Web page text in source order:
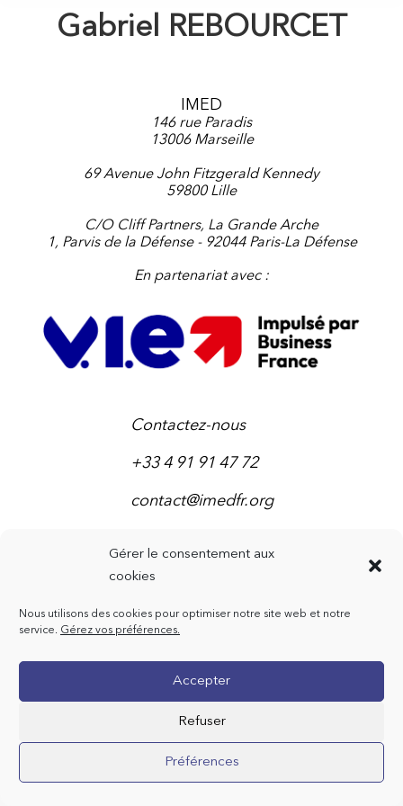
Gérer le consentement aux
cookies
Nous utilisons des cookies pour optimiser notre site web et notre
service. Gérez vos préférences.
Accepter
Refuser
Préférences
Gabriel REBOURCET
IMED
146 rue Paradis
13006 Marseille
69 Avenue John Fitzgerald Kennedy
59800 Lille
C/O Cliff Partners, La Grande Arche
1, Parvis de la Défense - 92044 Paris-La Défense
En partenariat avec :
Contactez-nous
+33 4 91 91 47 72
contact@imedfr.org